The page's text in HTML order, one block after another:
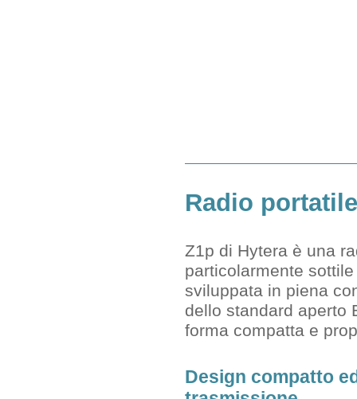
Radio
Z1p di Hytera è una
particolarmente
sviluppata in piena
dello standard aperto
forma compatta e
Design compatto